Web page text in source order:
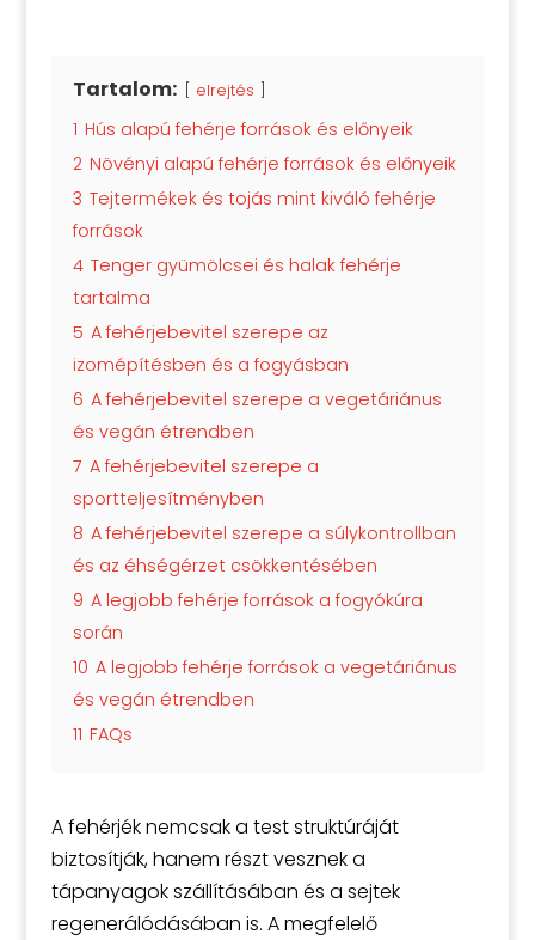
Tartalom: elrejtés
1 Hús alapú fehérje források és előnyeik
2 Növényi alapú fehérje források és előnyeik
3 Tejtermékek és tojás mint kiváló fehérje
források
4 Tenger gyümölcsei és halak fehérje
tartalma
5 A fehérjebevitel szerepe az
izomépítésben és a fogyásban
6 A fehérjebevitel szerepe a vegetáriánus
és vegán étrendben
7 A fehérjebevitel szerepe a
sportteljesítményben
8 A fehérjebevitel szerepe a súlykontrollban
és az éhségérzet csökkentésében
9 A legjobb fehérje források a fogyókúra
során
10 A legjobb fehérje források a vegetáriánus
és vegán étrendben
11 FAQs
A fehérjék nemcsak a test struktúráját
biztosítják, hanem részt vesznek a
tápanyagok szállításában és a sejtek
regenerálódásában is. A megfelelő